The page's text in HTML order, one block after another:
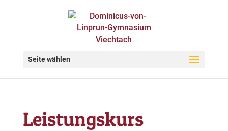
Seite wählen
Leistungskurs